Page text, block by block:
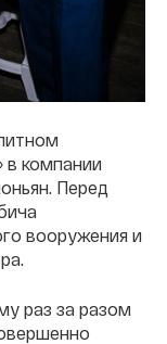
в компании
Перед
вооружения и
раз за разом